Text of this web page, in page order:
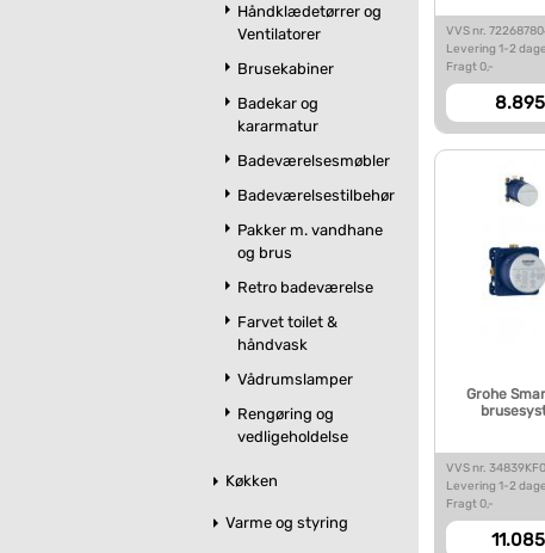
Håndklædetørrer og
Ventilatorer
Brusekabiner
Badekar og
kararmatur
Badeværelsesmøbler
Badeværelsestilbehør
Pakker m. vandhane
og brus
Retro badeværelse
Farvet toilet &
håndvask
Vådrumslamper
Rengøring og
vedligeholdelse
Køkken
Varme og styring
VVS nr.
Levering 1-2 dage
Fragt 0,-
Grohe
VVS nr. 34839KF0
Levering 1-2 dage
Fragt 0,-